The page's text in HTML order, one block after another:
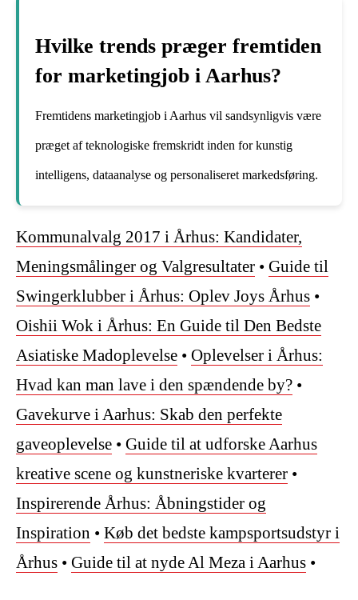
Hvilke trends præger fremtiden
for marketingjob i Aarhus?
Fremtidens marketingjob i Aarhus vil sandsynligvis være
præget af teknologiske fremskridt inden for kunstig
intelligens, dataanalyse og personaliseret markedsføring.
Kommunalvalg 2017 i Århus: Kandidater,
Meningsmålinger og Valgresultater • Guide til
Swingerklubber i Århus: Oplev Joys Århus •
Oishii Wok i Århus: En Guide til Den Bedste
Asiatiske Madoplevelse • Oplevelser i Århus:
Hvad kan man lave i den spændende by? •
Gavekurve i Aarhus: Skab den perfekte
gaveoplevelse • Guide til at udforske Aarhus
kreative scene og kunstneriske kvarterer •
Inspirerende Århus: Åbningstider og
Inspiration • Køb det bedste kampsportsudstyr i
Århus • Guide til at nyde Al Meza i Aarhus •